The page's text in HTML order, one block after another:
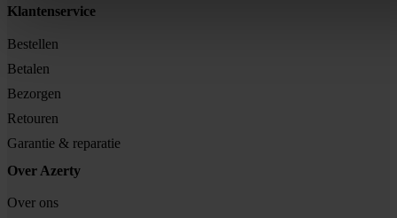
Klantenservice
Bestellen
Betalen
Bezorgen
Retouren
Garantie & reparatie
Over Azerty
Over ons